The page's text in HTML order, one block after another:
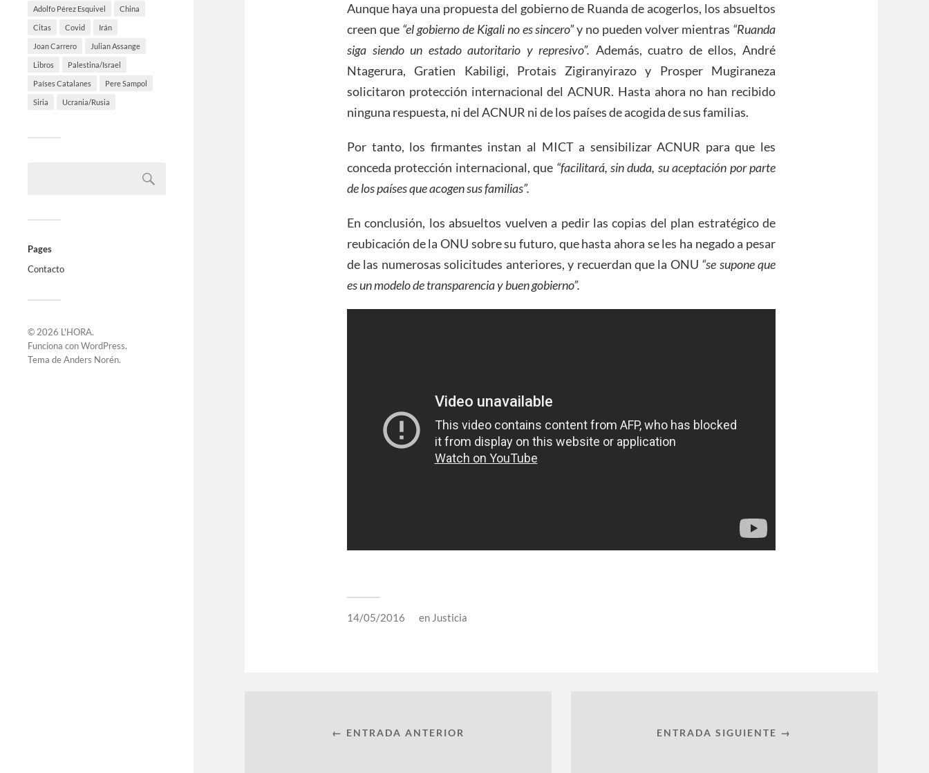
Adolfo Pérez Esquivel China
Citas Covid Irán
Joan Carrero Julian Assange
Libros Palestina/Israel
Países Catalanes Pere Sampol
Siria Ucrania/Rusia
Pages
Contacto
© 2026 L'HORA.
Funciona conWordPress.
Tema deAnders Norén.
Aunque haya una propuesta del gobierno de Ruanda de acogerlos, los absueltos
creen que “el gobierno de Kigali no es sincero”y no pueden volver mientras “Ruanda
siga siendo un estado autoritario y represivo”. Además, cuatro de ellos, André
Ntagerura, Gratien Kabiligi, Protais Zigiranyirazo y Prosper Mugiraneza
solicitaron protección internacional del ACNUR. Hasta ahora no han recibido
ninguna respuesta, ni del ACNUR ni de los países de acogida de sus familias.
Por tanto, los firmantes instan al MICT a sensibilizar ACNUR para que les
conceda protección internacional, que “facilitará, sin duda, su aceptación por parte
de los países que acogen sus familias”.
En conclusión, los absueltos vuelven a pedir las copias del plan estratégico de
reubicación de la ONU sobre su futuro, que hasta ahora se les ha negado a pesar
de las numerosas solicitudes anteriores, y recuerdan que la ONU “se supone que
es un modelo de transparencia y buen gobierno”.
14/05/2016 en Justicia
← ENTRADA ANTERIOR ENTRADA SIGUIENTE →